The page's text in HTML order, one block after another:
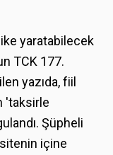
yaratabilecek
TCK 177.
yazıda, fiil
'taksirle
Şüpheli
içine